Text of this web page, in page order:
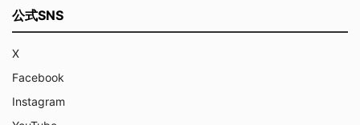
公式SNS
X
Facebook
Instagram